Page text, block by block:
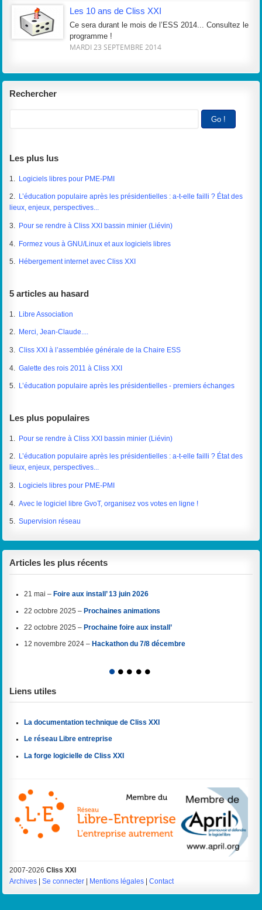
Les 10 ans de Cliss XXI
Ce sera durant le mois de l’ESS 2014... Consultez le
programme !
MARDI 23 SEPTEMBRE 2014
Rechercher
Les plus lus
1. Logiciels libres pour PME-PMI
2.
L’éducation populaire après les présidentielles : a-t-elle failli ? État des
lieux, enjeux, perspectives...
3. Pour se rendre à Cliss XXI bassin minier (Liévin)
4. Formez vous à GNU/Linux et aux logiciels libres
5. Hébergement internet avec Cliss XXI
5 articles au hasard
1. Libre Association
2. Merci, Jean-Claude....
3.Cliss XXI à l’assemblée générale de la Chaire ESS
4.Galette des rois 2011 à Cliss XXI
5. L’éducation populaire après les présidentielles - premiers échanges
Les plus populaires
1. Pour se rendre à Cliss XXI bassin minier (Liévin)
2.
L’éducation populaire après les présidentielles : a-t-elle failli ? État des
lieux, enjeux, perspectives...
3. Logiciels libres pour PME-PMI
4.Avec le logiciel libre GvoT, organisez vos votes en ligne !
5.Supervision réseau
Articles les plus récents
21 mai – Foire aux install’ 13 juin 2026
22 octobre 2025 – Prochaines animations
22 octobre 2025 – Prochaine foire aux install’
12 novembre 2024 – Hackathon du 7/8 décembre
1 2 3 4 5
Liens utiles
La documentation technique de Cliss XXI
Le réseau Libre entreprise
La forge logicielle de Cliss XXI
2007-2026Cliss XXI
Archives |Se connecter Mentions légales |Contact